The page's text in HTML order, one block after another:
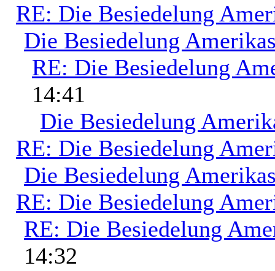
RE: Die Besiedelung
Die Besiedelung
RE: Die Besiedelung
14:41
Die Besiedelung
RE: Die Besiedelung
Die Besiedelung
RE: Die Besiedelung
RE: Die Besiedelung
14:32